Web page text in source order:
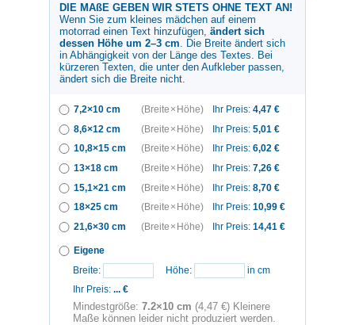
DIE MAßE GEBEN WIR STETS OHNE TEXT AN!
Wenn Sie zum kleines mädchen auf einem
motorrad einen Text hinzufügen, ändert sich
dessen Höhe um 2–3 cm . Die Breite ändert sich
in Abhängigkeit von der Länge des Textes. Bei
kürzeren Texten, die unter den Aufkleber passen,
ändert sich die Breite nicht.
7,2×10 cm (Breite × Höhe) Ihr Preis: 4,47 €
8,6×12 cm
(Breite × Höhe) Ihr Preis: 5,01 €
10,8×15 cm
(Breite × Höhe) Ihr Preis: 6,02 €
13×18 cm
(Breite × Höhe) Ihr Preis: 7,26 €
15,1×21 cm
(Breite × Höhe) Ihr Preis: 8,70 €
18×25 cm
(Breite × Höhe) Ihr Preis: 10,99 €
21,6×30 cm
(Breite × Höhe) Ihr Preis: 14,41 €
Eigene
Breite:
Höhe:
in cm
Ihr Preis: ... €
Mindestgröße: 7.2×10 cm (4,47 €) Kleinere
Maße können leider nicht produziert werden.